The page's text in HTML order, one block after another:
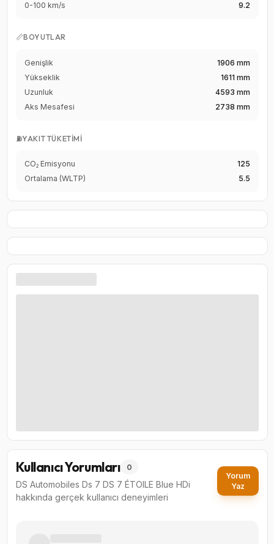
0-100 km/s
9.2
📏BOYUTLAR
Genişlik
1906 mm
Yükseklik
1611 mm
Uzunluk
4593 mm
Aks Mesafesi
2738 mm
⛽YAKIT TÜKETIMI
CO₂ Emisyonu
125
Ortalama (WLTP)
5.5
Kullanıcı Yorumları 0
DS Automobiles Ds 7 DS 7 ÉTOILE Blue HDi
hakkında gerçek kullanıcı deneyimleri
Yorum
Yaz